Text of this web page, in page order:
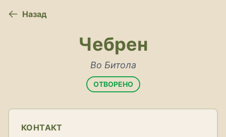
Назад
Чебрен
Во Битола
ОТВОРЕНО
КОНТАКТ